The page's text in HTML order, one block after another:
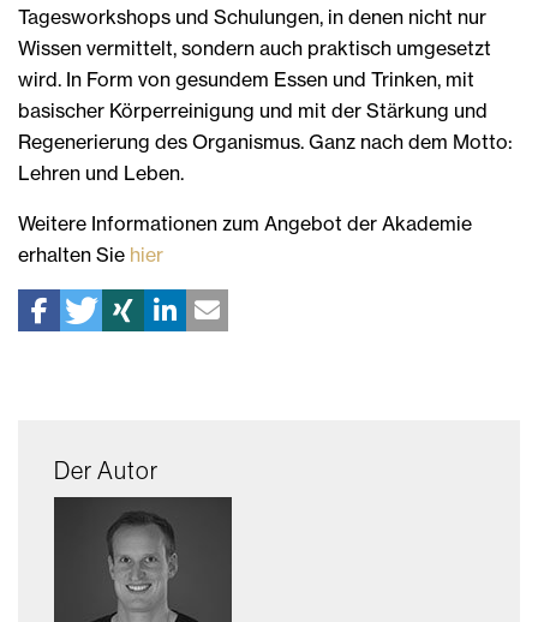
Tagesworkshops und Schulungen, in denen nicht nur
Wissen vermittelt, sondern auch praktisch umgesetzt
wird. In Form von gesundem Essen und Trinken, mit
basischer Körperreinigung und mit der Stärkung und
Regenerierung des Organismus. Ganz nach dem Motto:
Lehren und Leben.
Weitere Informationen zum Angebot der Akademie
erhalten Sie hier
Der Autor